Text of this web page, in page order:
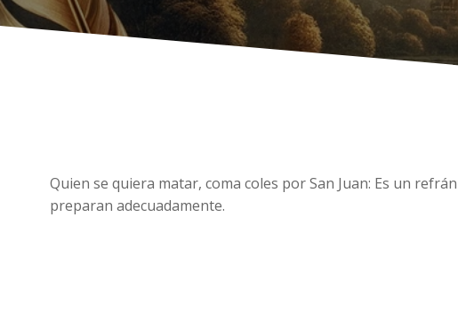
Quien se quiera matar, coma coles por San Juan: Es un
preparan adecuadamente.